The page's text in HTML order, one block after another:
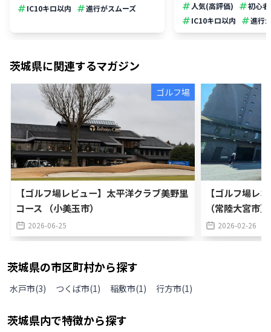
IC10キロ以内
進行がスムーズ
人気(高評価)
初心
IC10キロ以内
進行
茨城県に関連するマガジン
ゴルフ場
【ゴルフ場レビュー】太平洋クラブ美野里
コース （小美玉市）
2026-06-25
【ゴルフ場レ
（常陸大宮市）
2026-02-26
茨城県の市区町村から探す
水戸市(3) つくば市(1) 稲敷市(1) 行方市(1)
茨城県内で特徴から探す